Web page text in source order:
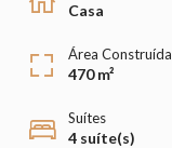
Casa
Área Construída
470 m²
Suítes
4 suíte(s)